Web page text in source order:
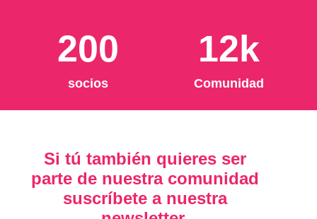
200
socios
12k
Comunidad
Si tú también quieres ser
parte de nuestra comunidad
suscríbete a nuestra